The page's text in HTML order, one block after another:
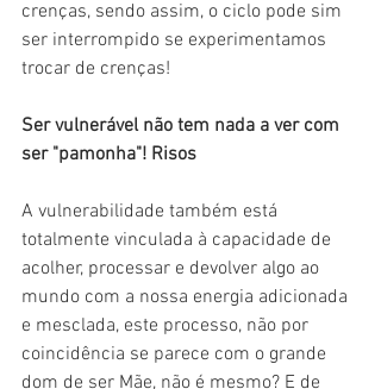
crenças, sendo assim, o ciclo pode sim
ser interrompido se experimentamos
trocar de crenças!
Ser vulnerável não tem nada a ver com
ser "pamonha"! Risos
A vulnerabilidade também está
totalmente vinculada à capacidade de
acolher, processar e devolver algo ao
mundo com a nossa energia adicionada
e mesclada, este processo, não por
coincidência se parece com o grande
dom de ser Mãe, não é mesmo? E de